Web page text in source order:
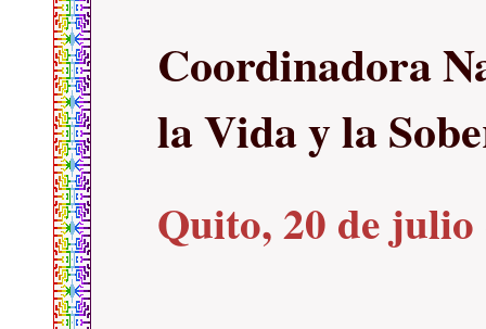
Coordinadora
la Vida y la
Quito, 20 de julio